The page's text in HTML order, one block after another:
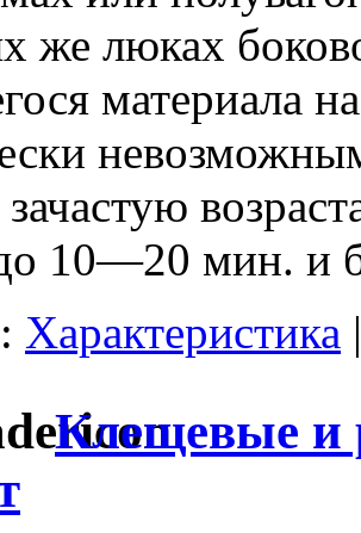
же люках
материала
10—20 мин. и
Характеристика
Клещевые и